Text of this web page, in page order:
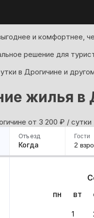
и комфортнее,
решение для
в Дрогичине и
жилья в
oт 3 200 ₽ / сутки
Отъезд
Когда
пн
вт
1
Гости
2